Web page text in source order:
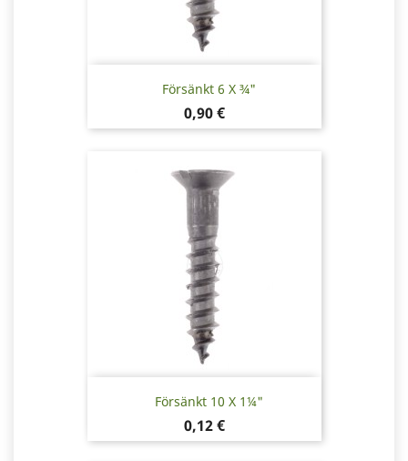
Försänkt 6 X ¾"
Pris
0,90 €
Försänkt 10 X 1¼"
Pris
0,12 €